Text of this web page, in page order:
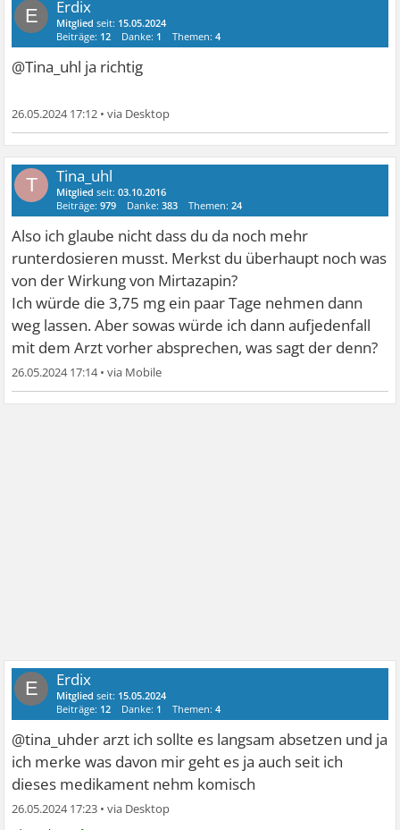
E Erdix
Mitglied seit: 15.05.2024
Beiträge: 12 Danke: 1 Themen:4
@Tina_uhl ja richtig
26.05.2024 17:12 •
T Tina_uhl
Mitglied seit:03.10.2016
Beiträge:979 Danke:383 Themen:24
Also ich glaube nicht dass du da noch mehr
runterdosieren musst. Merkst du überhaupt noch was
von der Wirkung von Mirtazapin?
Ich würde die 3,75 mg ein paar Tage nehmen dann
weg lassen. Aber sowas würde ich dann aufjedenfall
mit dem Arzt vorher absprechen, was sagt der denn?
26.05.2024 17:14•
E Erdix
Mitglied seit: 15.05.2024
Beiträge: 12 Danke: 1 Themen:4
@tina_uhder arzt ich sollte es langsam absetzen und ja
ich merke was davon mir geht es ja auch seit ich
dieses medikament nehm komisch
26.05.2024 17:23 •